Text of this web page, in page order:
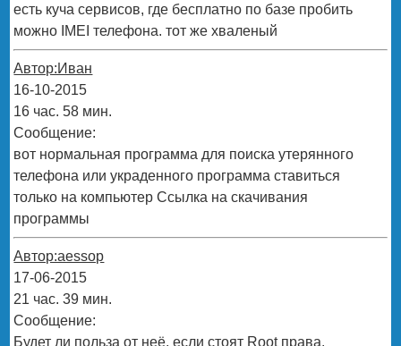
есть куча сервисов, где бесплатно по базе пробить
можно IMEI телефона. тот же хваленый
Автор:Иван
16-10-2015
16 час. 58 мин.
Сообщение:
вот нормальная программа для поиска утерянного
телефона или украденного программа ставиться
только на компьютер Ссылка на скачивания
программы
Автор:aessop
17-06-2015
21 час. 39 мин.
Сообщение:
Будет ли польза от неё, если стоят Root права.